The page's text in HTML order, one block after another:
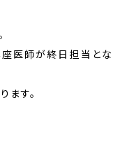
座医師が終日担当とな
す。